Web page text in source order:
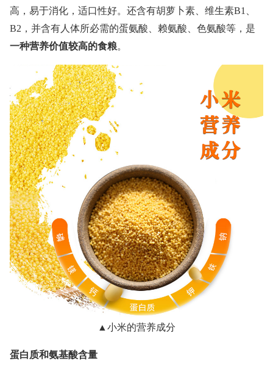
高，易于消化，适口性好。还含有胡萝卜素、维生素B1、
B2，并含有人体所必需的蛋氨酸、赖氨酸、色氨酸等，是
一种营养价值较高的食粮。
▲小米的营养成分
蛋白质和氨基酸含量